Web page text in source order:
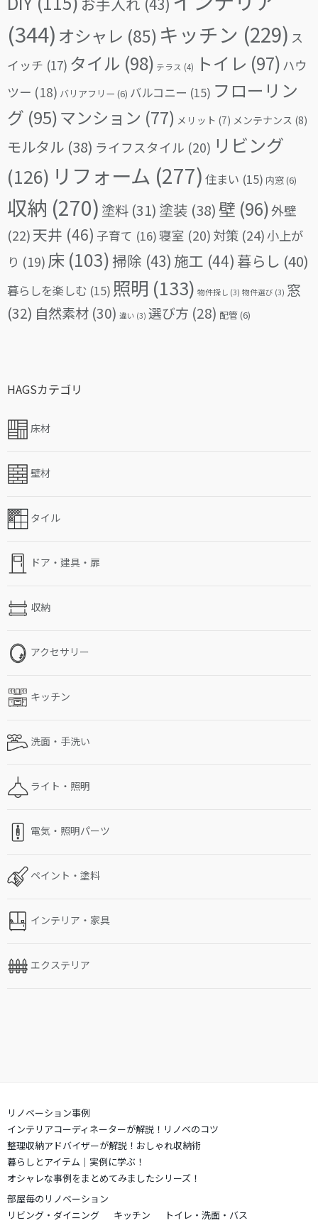
(344) オシャレ (85) キッチン (229) ス
イッチ (17) タイル (98) テラス (4) トイレ (97) ハウ
ツー (18) バリアフリー (6) バルコニー (15) フローリン
グ (95)マンション (77) メリット (7) メンテナンス (8)
モルタル (38) ライフスタイル (20) リビング
(126) リフォーム (277) 住まい (15) 内窓(6)
収納 (270) 塗料 (31) 塗装 (38) 壁 (96)外壁
(22)天井 (46) 子育て (16)寝室 (20) 対策 (24)小上が
り (19) 床 (103)掃除 (43) 施工 (44) 暮らし (40)
暮らしを楽しむ (15) 照明 (133) 物件探し (3) 物件選び (3) 窓
(32) 自然素材 (30) 違い (3) 選び方 (28) 配管(6)
HAGSカテゴリ
床材
壁材
タイル
ドア・建具・扉
収納
アクセサリー
キッチン
洗面・手洗い
ライト・照明
電気・照明パーツ
ペイント・塗料
インテリア・家具
エクステリア
リノベーション事例
インテリアコーディネーターが解説！リノベのコツ
整理収納アドバイザーが解説！おしゃれ収納術
暮らしとアイテム｜実例に学ぶ！
オシャレな事例をまとめてみましたシリーズ！
部屋毎のリノベーション
リビング・ダイニング
キッチン
トイレ・洗面・バス